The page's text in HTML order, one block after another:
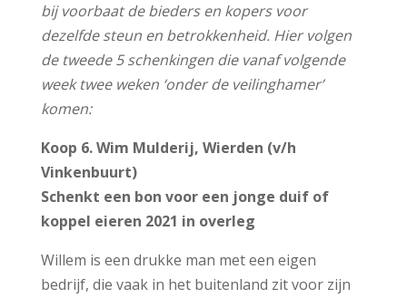
bij voorbaat de bieders en kopers voor
dezelfde steun en betrokkenheid. Hier volgen
de tweede 5 schenkingen die vanaf volgende
week twee weken ‘onder de veilinghamer’
komen:
Koop 6. Wim Mulderij, Wierden (v/h
Vinkenbuurt)
Schenkt een bon voor een jonge duif of
koppel eieren 2021 in overleg
Willem is een drukke man met een eigen
bedrijf, die vaak in het buitenland zit voor zijn